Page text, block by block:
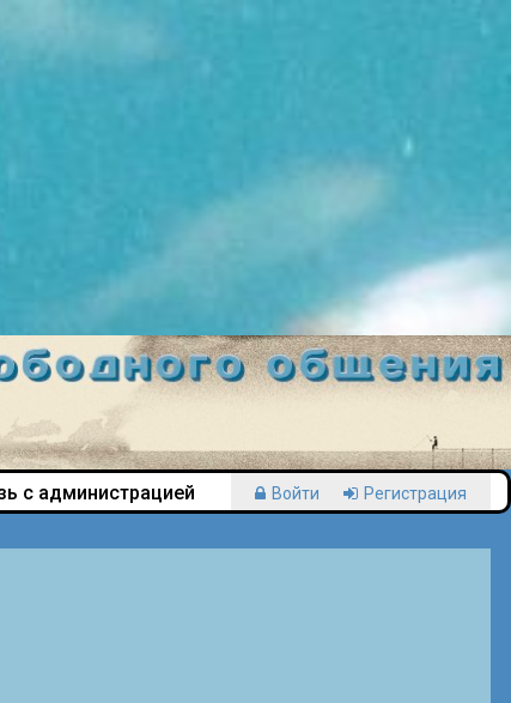
с администрацией Войти Регистрация